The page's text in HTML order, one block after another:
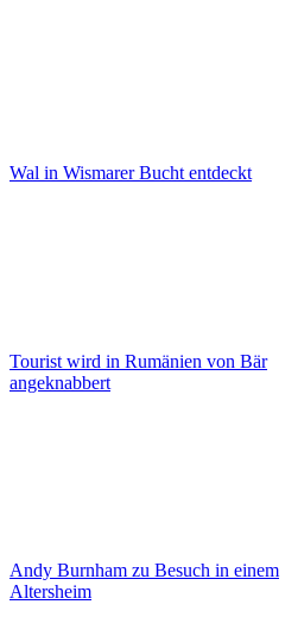
Wal in Wismarer Bucht entdeckt
Tourist wird in Rumänien von Bär
angeknabbert
Andy Burnham zu Besuch in einem
Altersheim